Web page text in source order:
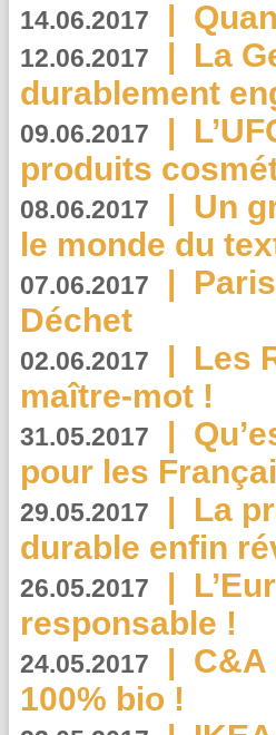
14.06.2017 |
12.06.2017 | La
durablement
09.06.2017 |
produits
08.06.2017 | Un
le monde du
07.06.2017 |
Déchet
02.06.2017 | Les
maître-mot !
31.05.2017 |
pour les
29.05.2017 | La
durable enfin
26.05.2017 |
responsable !
24.05.2017 | C&A
100% bio !